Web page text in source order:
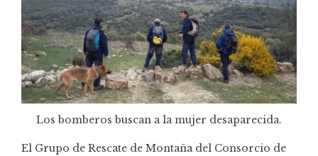
Los bomberos buscan a la mujer desaparecida.
El Grupo de Rescate de Montañadel Consorcio de